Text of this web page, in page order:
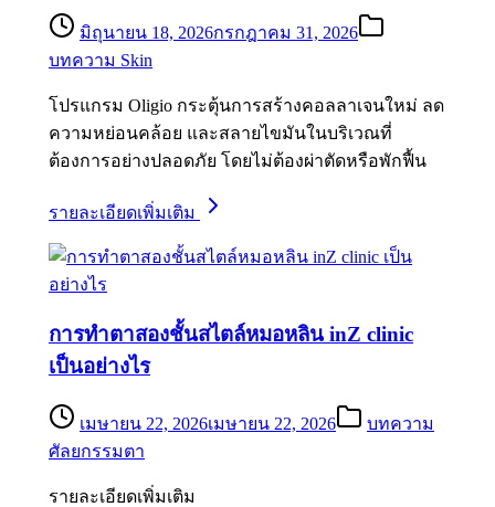
มิถุนายน 18, 2026กรกฎาคม 31, 2026
บทความ Skin
โปรแกรม Oligio กระตุ้นการสร้างคอลลาเจนใหม่ ลด
ความหย่อนคล้อย และสลายไขมันในบริเวณที่
ต้องการอย่างปลอดภัย โดยไม่ต้องผ่าตัดหรือพักฟื้น
รายละเอียดเพิ่มเติม
การทำตาสองชั้นสไตล์หมอหลิน inZ clinic
เป็นอย่างไร
เมษายน 22, 2026เมษายน 22, 2026
บทความ
ศัลยกรรมตา
รายละเอียดเพิ่มเติม